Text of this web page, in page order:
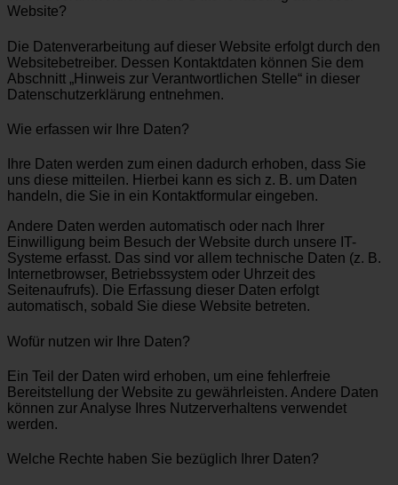
Website?
Die Datenverarbeitung auf dieser Website erfolgt durch den
Websitebetreiber. Dessen Kontaktdaten können Sie dem
Abschnitt „Hinweis zur Verantwortlichen Stelle“ in dieser
Datenschutzerklärung entnehmen.
Wie erfassen wir Ihre Daten?
Ihre Daten werden zum einen dadurch erhoben, dass Sie
uns diese mitteilen. Hierbei kann es sich z. B. um Daten
handeln, die Sie in ein Kontaktformular eingeben.
Andere Daten werden automatisch oder nach Ihrer
Einwilligung beim Besuch der Website durch unsere IT-
Systeme erfasst. Das sind vor allem technische Daten (z. B.
Internetbrowser, Betriebssystem oder Uhrzeit des
Seitenaufrufs). Die Erfassung dieser Daten erfolgt
automatisch, sobald Sie diese Website betreten.
Wofür nutzen wir Ihre Daten?
Ein Teil der Daten wird erhoben, um eine fehlerfreie
Bereitstellung der Website zu gewährleisten. Andere Daten
können zur Analyse Ihres Nutzerverhaltens verwendet
werden.
Welche Rechte haben Sie bezüglich Ihrer Daten?